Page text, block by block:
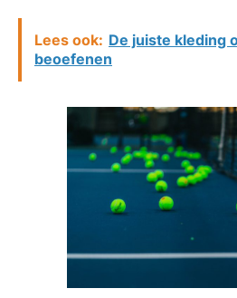
Lees ook: De juiste kleding
beoefenen